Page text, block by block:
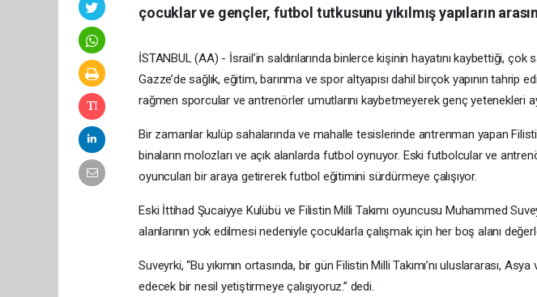
çocuklar ve gençler, futbol tutkusunu yıkılmış yapıların
İSTANBUL (AA) - İsrail’in saldırılarında binlerce kişinin hayatını kaybettiği, çok
Gazze’de sağlık, eğitim, barınma ve spor altyapısı dahil birçok yapının tahrip
rağmen sporcular ve antrenörler umutlarını kaybetmeyerek genç yetenekleri
Bir zamanlar kulüp sahalarında ve mahalle tesislerinde antrenman yapan
binaların molozları ve açık alanlarda futbol oynuyor. Eski futbolcular ve
oyuncuları bir araya getirerek futbol eğitimini sürdürmeye çalışıyor.
Eski İttihad Şucaiyye Kulübü ve Filistin Milli Takımı oyuncusu Muhammed
alanlarının yok edilmesi nedeniyle çocuklarla çalışmak için her boş alanı
Suveyrki, “Bu yıkımın ortasında, bir gün Filistin Milli Takımı’nı uluslararası,
edecek bir nesil yetiştirmeye çalışıyoruz.” dedi.